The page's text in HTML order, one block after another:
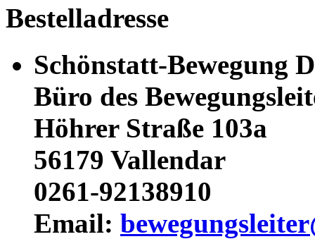
Bestelladresse
Schönstatt-Bewegung
Büro des
Höhrer Straße 103a
56179 Vallendar
0261-92138910
Email: